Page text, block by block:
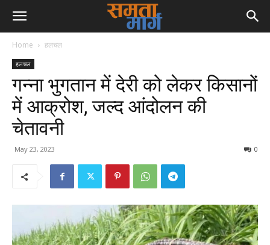
Home हलचल
हलचल
गन्ना भुगतान में देरी को लेकर किसानों
में आक्रोश, जल्द आंदोलन की
चेतावनी
May 23, 2023 0